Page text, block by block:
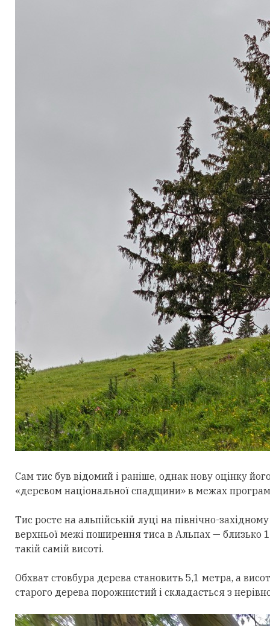
Сам тис був відомий і раніше, однак нову оцінку
«деревом національної спадщини» в межах
Тис росте на альпійській луці на північно-
верхньої межі поширення тиса в Альпах — близько 1
такій самій висоті.
Обхват стовбура дерева становить 5,1 метра, а
старого дерева порожнистий і складається з